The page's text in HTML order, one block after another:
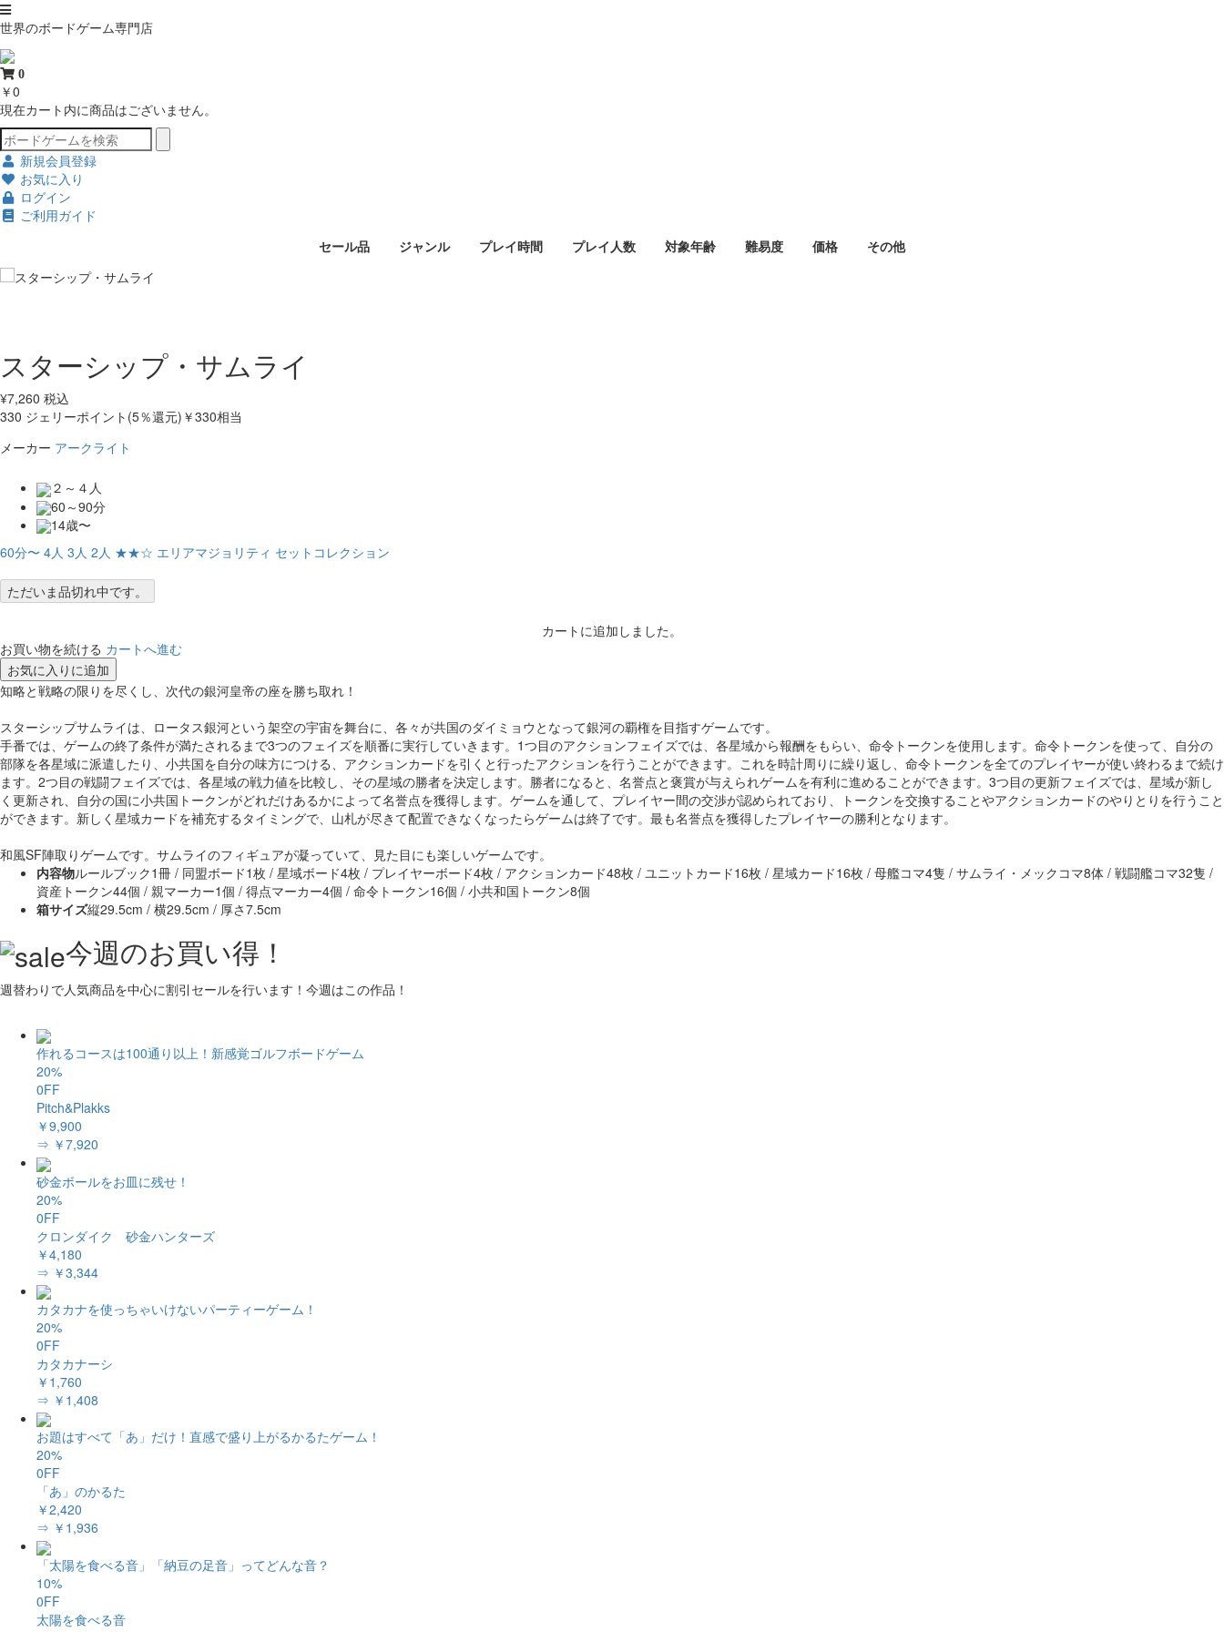
世界のボードゲーム専門店
0
￥0
現在カート内に商品はございません。
新規会員登録
お気に入り
ログイン
ご利用ガイド
セール品
ジャンル プレイ時間 プレイ人数 対象年齢 難易度 価格 その他
スターシップ・サムライ
¥7,260 税込
330 ジェリーポイント(5％還元) ￥330相当
メーカー アークライト
２～４人
60～90分
14歳〜
60分〜 4人 3人 2人 ★★☆ エリアマジョリティ セットコレクション
ただいま品切れ中です。
カートに追加しました。
お買い物を続ける カートへ進む
お気に入りに追加
知略と戦略の限りを尽くし、次代の銀河皇帝の座を勝ち取れ！
スターシップサムライは、ロータス銀河という架空の宇宙を舞台に、各々が共国のダイミョウとなって銀河の覇権を目指すゲームです。
手番では、ゲームの終了条件が満たされるまで3つのフェイズを順番に実行していきます。1つ目のアクションフェイズでは、各星域から報酬をもらい、命令トークンを使用します。命令トークンを使って、自分の
部隊を各星域に派遣したり、小共国を自分の味方につける、アクションカードを引くと行ったアクションを行うことができます。これを時計周りに繰り返し、命令トークンを全てのプレイヤーが使い終わるまで続け
ます。2つ目の戦闘フェイズでは、各星域の戦力値を比較し、その星域の勝者を決定します。勝者になると、名誉点と褒賞が与えられゲームを有利に進めることができます。3つ目の更新フェイズでは、星域が新し
く更新され、自分の国に小共国トークンがどれだけあるかによって名誉点を獲得します。ゲームを通して、プレイヤー間の交渉が認められており、トークンを交換することやアクションカードのやりとりを行うこと
ができます。新しく星域カードを補充するタイミングで、山札が尽きて配置できなくなったらゲームは終了です。最も名誉点を獲得したプレイヤーの勝利となります。
和風SF陣取りゲームです。サムライのフィギュアが凝っていて、見た目にも楽しいゲームです。
内容物ルールブック1冊 / 同盟ボード1枚 / 星域ボード4枚 / プレイヤーボード4枚 / アクションカード48枚 / ユニットカード16枚 / 星域カード16枚 / 母艦コマ4隻 / サムライ・メックコマ8体 / 戦闘艦コマ32隻 /
資産トークン44個 / 親マーカー1個 / 得点マーカー4個 / 命令トークン16個 / 小共和国トークン8個
箱サイズ縦29.5cm / 横29.5cm / 厚さ7.5cm
今週のお買い得！
週替わりで人気商品を中心に割引セールを行います！今週はこの作品！
作れるコースは100通り以上！新感覚ゴルフボードゲーム
20%
0FF
Pitch&Plakks
￥9,900
⇒ ￥7,920
砂金ボールをお皿に残せ！
20%
0FF
クロンダイク 砂金ハンターズ
￥4,180
⇒ ￥3,344
カタカナを使っちゃいけないパーティーゲーム！
20%
0FF
カタカナーシ
￥1,760
⇒ ￥1,408
お題はすべて「あ」だけ！直感で盛り上がるかるたゲーム！
20%
0FF
「あ」のかるた
￥2,420
⇒ ￥1,936
「太陽を食べる音」「納豆の足音」ってどんな音？
10%
0FF
太陽を食べる音